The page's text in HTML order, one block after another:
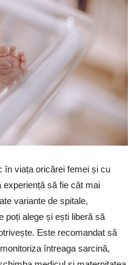
în viața oricărei femei și cu
să fie cât mai
variante de spitale,
poți alege și ești liberă să
Este recomandat să
întreaga sarcină,